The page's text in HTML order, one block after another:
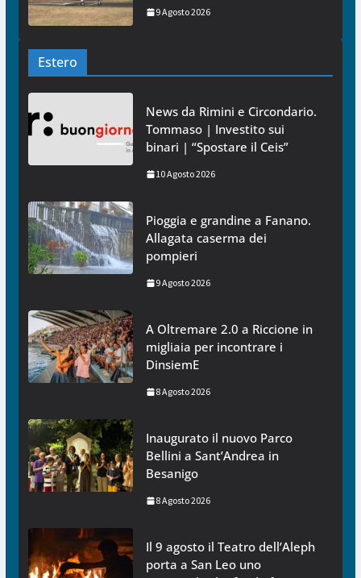
9 Agosto 2026
Estero
News da Rimini e Circondario.
Tommaso | Investito sui
binari | “Spostare il Ceis”
10 Agosto 2026
Pioggia e grandine a Fanano.
Allagata caserma dei
pompieri
9 Agosto 2026
A Oltremare 2.0 a Riccione in
migliaia per incontrare i
DinsiemE
8 Agosto 2026
Inaugurato il nuovo Parco
Bellini a Sant’Andrea in
Besanigo
8 Agosto 2026
Il 9 agosto il Teatro dell’Aleph
porta a San Leo uno